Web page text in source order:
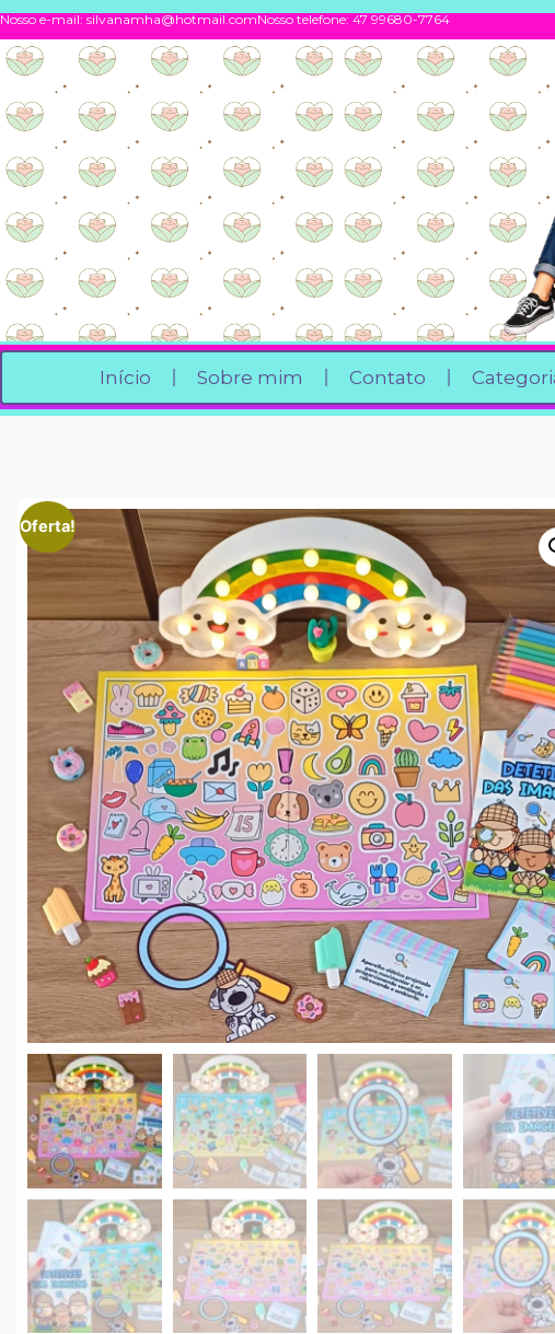
Nosso e-mail: silvanamha@hotmail.comNosso telefone: 47 99680-7764
Início Sobre mim Contato
Oferta!